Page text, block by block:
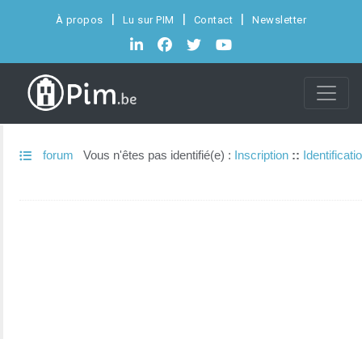
À propos Lu sur PIM Contact Newsletter
forum Vous n'êtes pas identifié(e) : Inscription ::